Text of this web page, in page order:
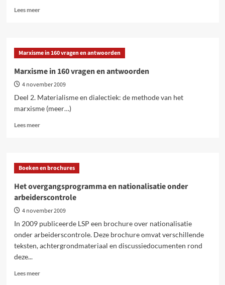
Lees meerLees
in
160
en
antwoorden
Marxisme in 160 vragen en antwoorden
Marxisme in 160 vragen en antwoorden
4 november 2009
Deel 2. Materialisme en dialectiek: de methode van het
marxisme (meer…)
Lees meerLees
in
160
en
antwoorden
Boeken en brochures
Het overgangsprogramma en nationalisatie onder
arbeiderscontrole
4 november 2009
In 2009 publiceerde LSP een brochure over nationalisatie
onder arbeiderscontrole. Deze brochure omvat verschillende
teksten, achtergrondmateriaal en discussiedocumenten rond
deze...
Lees meerLees